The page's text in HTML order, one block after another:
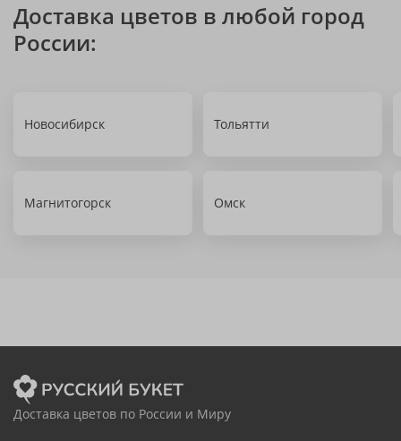
Доставка цветов в любой город
России:
Новосибирск Тольятти
Магнитогорск Омск
Доставка цветов по России и Миру